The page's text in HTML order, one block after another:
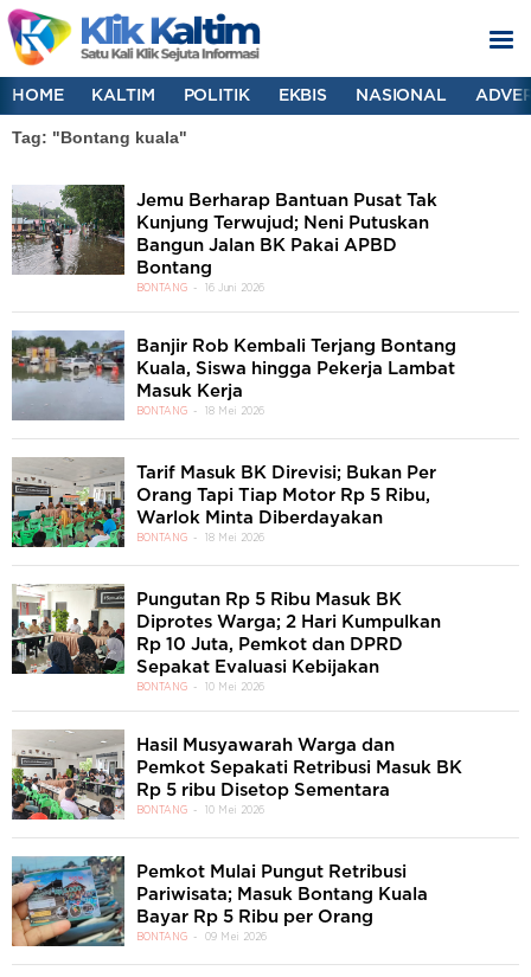
HOME KALTIM POLITIK EKBIS NASIONAL
Tag: "Bontang kuala"
Jemu Berharap Bantuan Pusat Tak
Kunjung Terwujud; Neni Putuskan
Bangun Jalan BK Pakai APBD
Bontang
BONTANG 16 Juni 2026
Banjir Rob Kembali Terjang Bontang
Kuala, Siswa hingga Pekerja Lambat
Masuk Kerja
BONTANG 18 Mei 2026
Tarif Masuk BK Direvisi; Bukan Per
Orang Tapi Tiap Motor Rp 5 Ribu,
Warlok Minta Diberdayakan
BONTANG 18 Mei 2026
Pungutan Rp 5 Ribu Masuk BK
Diprotes Warga; 2 Hari Kumpulkan
Rp 10 Juta, Pemkot dan DPRD
Sepakat Evaluasi Kebijakan
BONTANG 10 Mei 2026
Hasil Musyawarah Warga dan
Pemkot Sepakati Retribusi Masuk BK
Rp 5 ribu Disetop Sementara
BONTANG 10 Mei 2026
Pemkot Mulai Pungut Retribusi
Pariwisata; Masuk Bontang Kuala
Bayar Rp 5 Ribu per Orang
BONTANG 09 Mei 2026